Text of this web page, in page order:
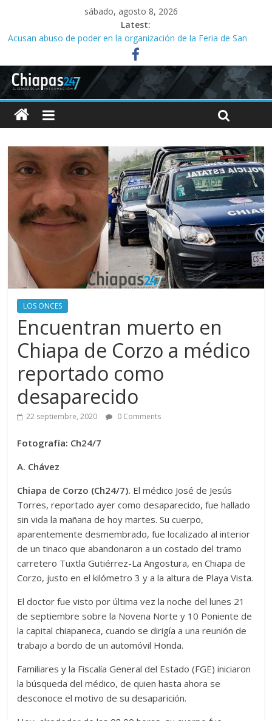
sábado, agosto 8, 2026
Latest:
Acusan abuso de poder en la organización de la Feria de San
Roque; señalan vínculos con el alcalde Ángel Torres
Ministeriales irrumpen a la fuerza en Casa del Migrante;
presbítero exige a la FGE investigar
Acusan a la SMyT de solapar corrupción en el transporte de la
capital
Familias acusan años de retrasos en investigaciones por abuso
sexual infantil
Tres meses sin agua desatan protesta en Yajalón
LOS ONCES
Encuentran muerto en
Chiapa de Corzo a médico
reportado como
desaparecido
22 septiembre, 2020 0 Comments
Fotografía: Ch24/7
A. Chávez
Chiapa de Corzo (Ch24/7). El médico José de Jesús
Torres, reportado ayer como desaparecido, fue hallado
sin vida la mañana de hoy martes. Su cuerpo,
aparentemente desmembrado, fue localizado al interior
de un tinaco que abandonaron a un costado del tramo
carretero Tuxtla Gutiérrez-La Angostura, en Chiapa de
Corzo, justo en el kilómetro 3 y a la altura de Playa Vista.
El doctor fue visto por última vez la noche del lunes 21
de septiembre sobre la Novena Norte y 10 Poniente de
la capital chiapaneca, cuando se dirigía a una reunión de
trabajo a bordo de un automóvil Honda.
Familiares y la Fiscalía General del Estado (FGE) iniciaron
la búsqueda del médico, de quien hasta ahora se
desconoce el motivo de su desaparición.